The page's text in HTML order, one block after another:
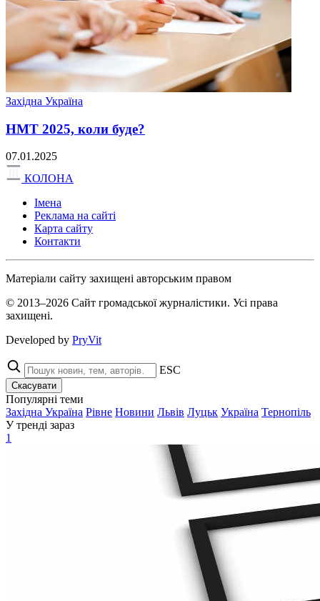
Західна Україна
НМТ 2025, коли буде?
07.01.2025
КОЛОНА
Імена
Реклама на сайті
Карта сайту
Контакти
Матеріали сайту захищені авторським правом
© 2013–2026 Сайт громадської журналістики. Усі права
захищені.
Developed by PryVit
ESC
Скасувати
Популярні теми
Західна Україна Рівне Новини Львів Луцьк Україна Тернопіль
У тренді зараз
1